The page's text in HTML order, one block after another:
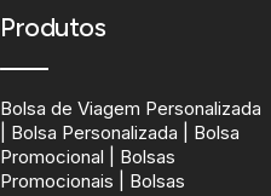
Produtos
Bolsa de Viagem Personalizada
| Bolsa Personalizada | Bolsa
Promocional | Bolsas
Promocionais | Bolsas